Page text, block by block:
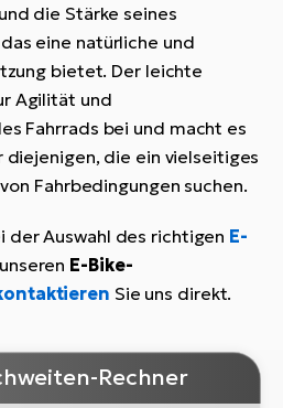
die Stärke seines
eine natürliche und
bietet. Der leichte
Agilität und
Fahrrads bei und macht es
diejenigen, die ein vielseitiges
Fahrbedingungen suchen.
der Auswahl des richtigen E-
E-Bike-
Sie uns direkt.
Rechner